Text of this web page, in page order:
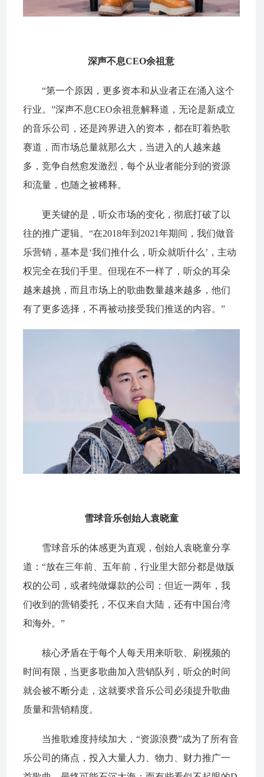
深声不息CEO余祖意
“第一个原因，更多资本和从业者正在涌入这个
行业。”深声不息CEO余祖意解释道，无论是新成立
的音乐公司，还是跨界进入的资本，都在盯着热歌
赛道，而市场总量就那么大，当进入的人越来越
多，竞争自然愈发激烈，每个从业者能分到的资源
和流量，也随之被稀释。
更关键的是，听众市场的变化，彻底打破了以
往的推广逻辑。“在2018年到2021年期间，我们做音
乐营销，基本是‘我们推什么，听众就听什么’，主动
权完全在我们手里。但现在不一样了，听众的耳朵
越来越挑，而且市场上的歌曲数量越来越多，他们
有了更多选择，不再被动接受我们推送的内容。”
雪球音乐创始人袁晓童
雪球音乐的体感更为直观，创始人袁晓童分享
道：“放在三年前、五年前，行业里大部分都是做版
权的公司，或者纯做爆款的公司；但近一两年，我
们收到的营销委托，不仅来自大陆，还有中国台湾
和海外。”
核心矛盾在于每个人每天用来听歌、刷视频的
时间有限，当更多歌曲加入营销队列，听众的时间
就会被不断分走，这就要求音乐公司必须提升歌曲
质量和营销精度。
当推歌难度持续加大，“资源浪费”成为了所有音
乐公司的痛点，投入大量人力、物力、财力推广一